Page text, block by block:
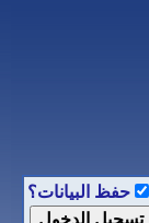
حفظ البيانات؟